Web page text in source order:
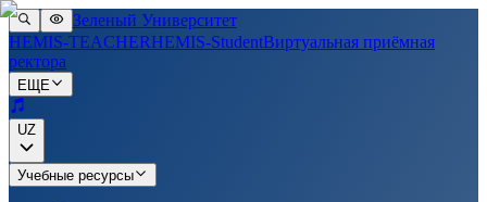
Зеленый Университет
HEMIS-TEACHERHEMIS-StudentВиртуальная приёмная
ректора
ЕЩЕ
UZ
Учебные ресурсы